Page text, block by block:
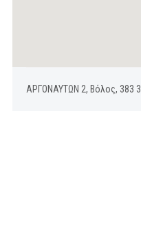
ΑΡΓΟΝΑΥΤΩΝ 2, Βόλος, 383